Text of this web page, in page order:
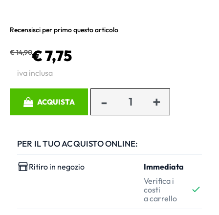
Recensisci per primo questo articolo
€ 14,90€ 7,75
iva inclusa
ACQUISTA
PER IL TUO ACQUISTO ONLINE:
Ritiro in negozio
Immediata
Verifica i
costi
a carrello